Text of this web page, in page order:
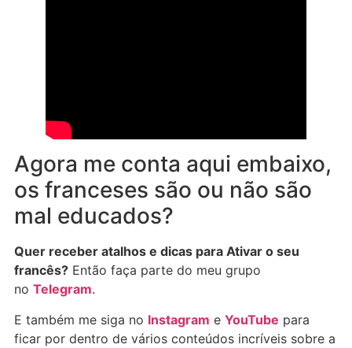
Agora me conta aqui embaixo,
os franceses são ou não são
mal educados?
Quer receber atalhos e dicas para Ativar o seu
francês? Então faça parte do meu grupo
no Telegram.
E também me siga no Instagram e YouTube para
ficar por dentro de vários conteúdos incríveis sobre a